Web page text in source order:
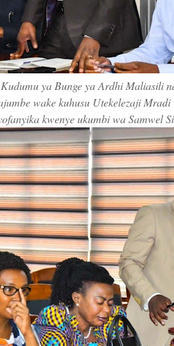
ya Bunge ya Ardhi Maliasili
wake kuhusu Utekelezaji
kwenye ukumbi wa Samwel